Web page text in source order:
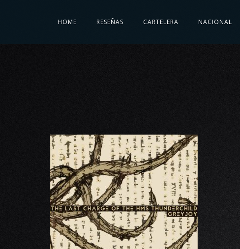
HOME RESEÑAS CARTELERA NACIONAL